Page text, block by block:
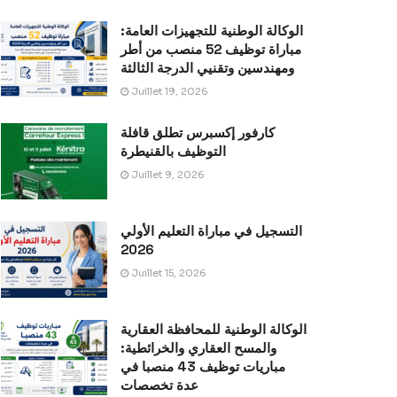
الوكالة الوطنية للتجهيزات العامة:
مباراة توظيف 52 منصب من أطر
ومهندسين وتقنيي الدرجة الثالثة
Juillet 19, 2026
كارفور إكسبرس تطلق قافلة
التوظيف بالقنيطرة
Juillet 9, 2026
التسجيل في مباراة التعليم الأولي
2026
Juillet 15, 2026
الوكالة الوطنية للمحافظة العقارية
والمسح العقاري والخرائطية:
مباريات توظيف 43 منصبا في
عدة تخصصات